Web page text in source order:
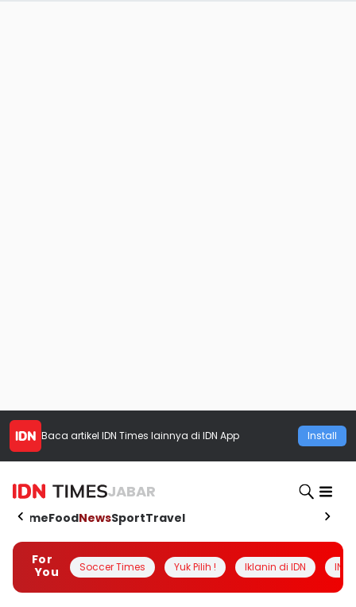
Baca artikel IDN Times lainnya di IDN App Install
JABAR
HomeFoodNewsSportTravel
For
You
Soccer Times Yuk Pilih ! Iklanin di IDN